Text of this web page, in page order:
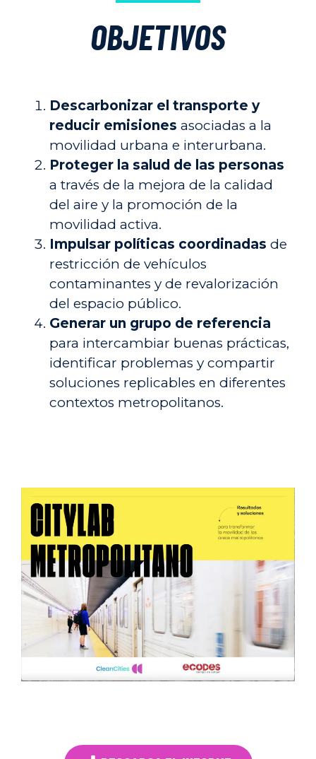
OBJETIVOS
Descarbonizar el transporte y
reducir emisiones asociadas a la
movilidad urbana e interurbana.
Proteger la salud de las personas
a través de la mejora de la calidad
del aire y la promoción de la
movilidad activa.
Impulsar políticas coordinadas de
restricción de vehículos
contaminantes y de revalorización
del espacio público.
Generar un grupo de referencia
para intercambiar buenas prácticas,
identificar problemas y compartir
soluciones replicables en diferentes
contextos metropolitanos.